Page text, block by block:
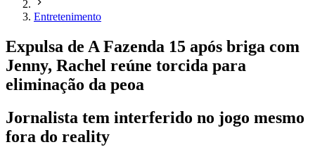
Entretenimento
Expulsa de A Fazenda 15 após briga com
Jenny, Rachel reúne torcida para
eliminação da peoa
Jornalista tem interferido no jogo mesmo
fora do reality